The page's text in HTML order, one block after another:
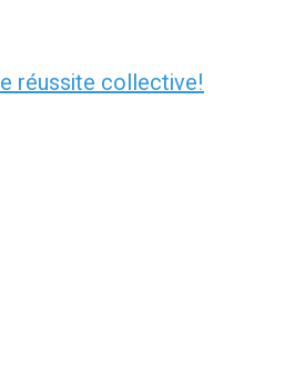
réussite collective!